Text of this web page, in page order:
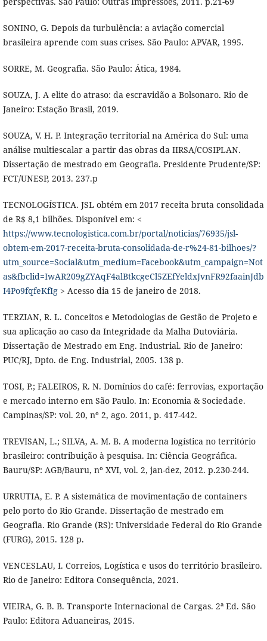
SONINO, G. Depois da turbulência: a aviação comercial
brasileira aprende com suas crises. São Paulo: APVAR, 1995.
SORRE, M. Geografia. São Paulo: Ática, 1984.
SOUZA, J. A elite do atraso: da escravidão a Bolsonaro. Rio de
Janeiro: Estação Brasil, 2019.
SOUZA, V. H. P. Integração territorial na América do Sul: uma
análise multiescalar a partir das obras da IIRSA/COSIPLAN.
Dissertação de mestrado em Geografia. Presidente Prudente/SP:
FCT/UNESP, 2013. 237.p
TECNOLOGÍSTICA. JSL obtém em 2017 receita bruta consolidada
de R$ 8,1 bilhões. Disponível em: <
https://www.tecnologistica.com.br/portal/noticias/76935/jsl-
obtem-em-2017-receita-bruta-consolidada-de-r%24-81-bilhoes/?
utm_source=Social&utm_medium=Facebook&utm_campaign=Not
as&fbclid=IwAR209gZYAqF4alBtkcgeCl5ZEfYeldxJvnFR92faainJdb
I4Po9fqfeKfIg> Acesso dia 15 de janeiro de 2018.
TERZIAN, R. L. Conceitos e Metodologias de Gestão de Projeto e
sua aplicação ao caso da Integridade da Malha Dutoviária.
Dissertação de Mestrado em Eng. Industrial. Rio de Janeiro:
PUC/RJ, Dpto. de Eng. Industrial, 2005. 138 p.
TOSI, P.; FALEIROS, R. N. Domínios do café: ferrovias, exportação
e mercado interno em São Paulo. In: Economia & Sociedade.
Campinas/SP: vol. 20, nº 2, ago. 2011, p. 417-442.
TREVISAN, L.; SILVA, A. M. B. A moderna logística no território
brasileiro: contribuição à pesquisa. In: Ciência Geográfica.
Bauru/SP: AGB/Bauru, nº XVI, vol. 2, jan-dez, 2012. p.230-244.
URRUTIA, E. P. A sistemática de movimentação de containers
pelo porto do Rio Grande. Dissertação de mestrado em
Geografia. Rio Grande (RS): Universidade Federal do Rio Grande
(FURG), 2015. 128 p.
VENCESLAU, I. Correios, Logística e usos do território brasileiro.
Rio de Janeiro: Editora Consequência, 2021.
VIEIRA, G. B. B. Transporte Internacional de Cargas. 2ª Ed. São
Paulo: Editora Aduaneiras, 2015.